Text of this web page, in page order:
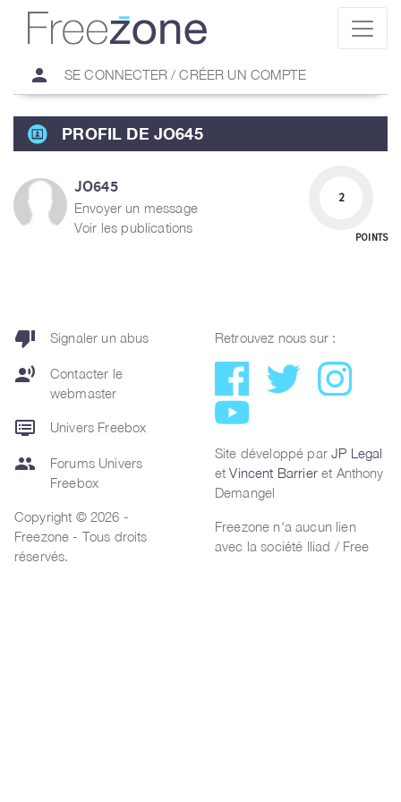
person SE CONNECTER / CRÉER UN COMPTE
PROFIL DE JO645
JO645
Envoyer un message
Voir les publications
2
POINTS
thumb_down Signaler un abus
record_voice_over
Contacter le
webmaster
dvr Univers Freebox
group
Forums Univers
Freebox
Copyright © 2026 -
Freezone - Tous droits
réservés.
Retrouvez nous sur :
Site développé parJP Legal
etVincent Barrieret Anthony
Demangel
Freezone n'a aucun lien
avec la société Iliad / Free